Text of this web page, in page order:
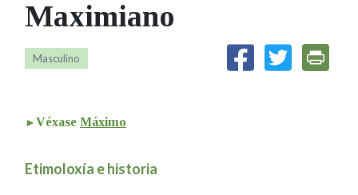
MARCIAL DEL ADALID
CASA-MUSEO EMILIA PARDO
FIGURAS HOMENAXEADAS
60 ANOS DLG
Facebook
TwitterYoutubeInstagram
Bluesky
Maximiano
Masculino
Véxase Máximo
Etimoloxía e historia